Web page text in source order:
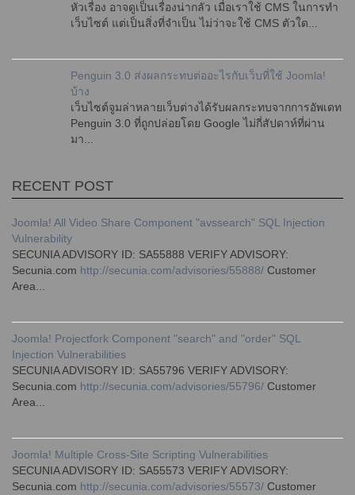
หัวเรื่อง อาจดูเป็นเรื่องน่ากลัว เมื่อเราใช้ CMS ในการทำ
เว็บไซต์ แต่เป็นสิ่งที่จำเป็น ไม่ว่าจะใช้ CMS ตัวใด...
Penguin 3.0 ส่งผลกระทบต่ออะไรกับเว็บที่ใช้ Joomla!
บ้าง
เว็บไซต์จูมล่าหลายเว็บต่างได้รับผลกระทบจากการอัพเดท
Penguin 3.0 ที่ถูกปล่อยโดย Google ไม่กี่สัปดาห์ที่ผ่าน
มา...
RECENT POST
Joomla! All Video Share Component "avssearch" SQL Injection
Vulnerability
SECUNIA ADVISORY ID: SA55888 VERIFY ADVISORY:
Secunia.com http://secunia.com/advisories/55888/ Customer
Area...
Joomla! Projectfork Component "search" and "order" SQL
Injection Vulnerabilities
SECUNIA ADVISORY ID: SA55796 VERIFY ADVISORY:
Secunia.com http://secunia.com/advisories/55796/ Customer
Area...
Joomla! Multiple Cross-Site Scripting Vulnerabilities
SECUNIA ADVISORY ID: SA55573 VERIFY ADVISORY:
Secunia.com http://secunia.com/advisories/55573/ Customer